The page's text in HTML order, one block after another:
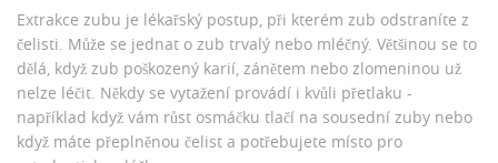
Extrakce zubu je lékařský postup, při kterém zub odstraníte z
čelisti. Může se jednat o zub trvalý nebo mléčný. Většinou se to
dělá, když zub poškozený karií, zánětem nebo zlomeninou už
nelze léčit. Někdy se vytažení provádí i kvůli přetlaku -
například když vám růst osmáčku tlačí na sousední zuby nebo
když máte přeplněnou čelist a potřebujete místo pro